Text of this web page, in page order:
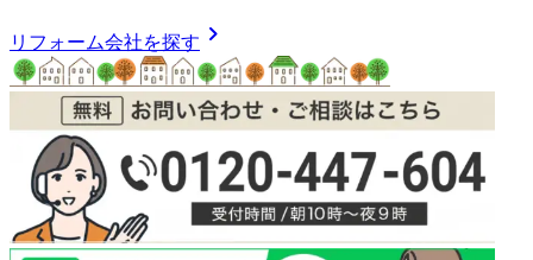
リフォーム会社を探す chevron_right